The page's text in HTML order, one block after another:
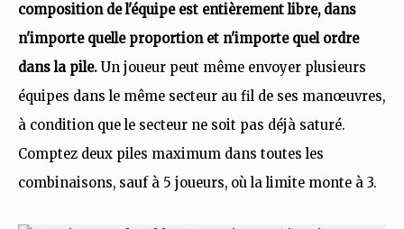
composition de l'équipe est entièrement libre, dans
n'importe quelle proportion et n'importe quel ordre
dans la pile. Un joueur peut même envoyer plusieurs
équipes dans le même secteur au fil de ses manœuvres,
à condition que le secteur ne soit pas déjà saturé.
Comptez deux piles maximum dans toutes les
combinaisons, sauf à 5 joueurs, où la limite monte à 3.